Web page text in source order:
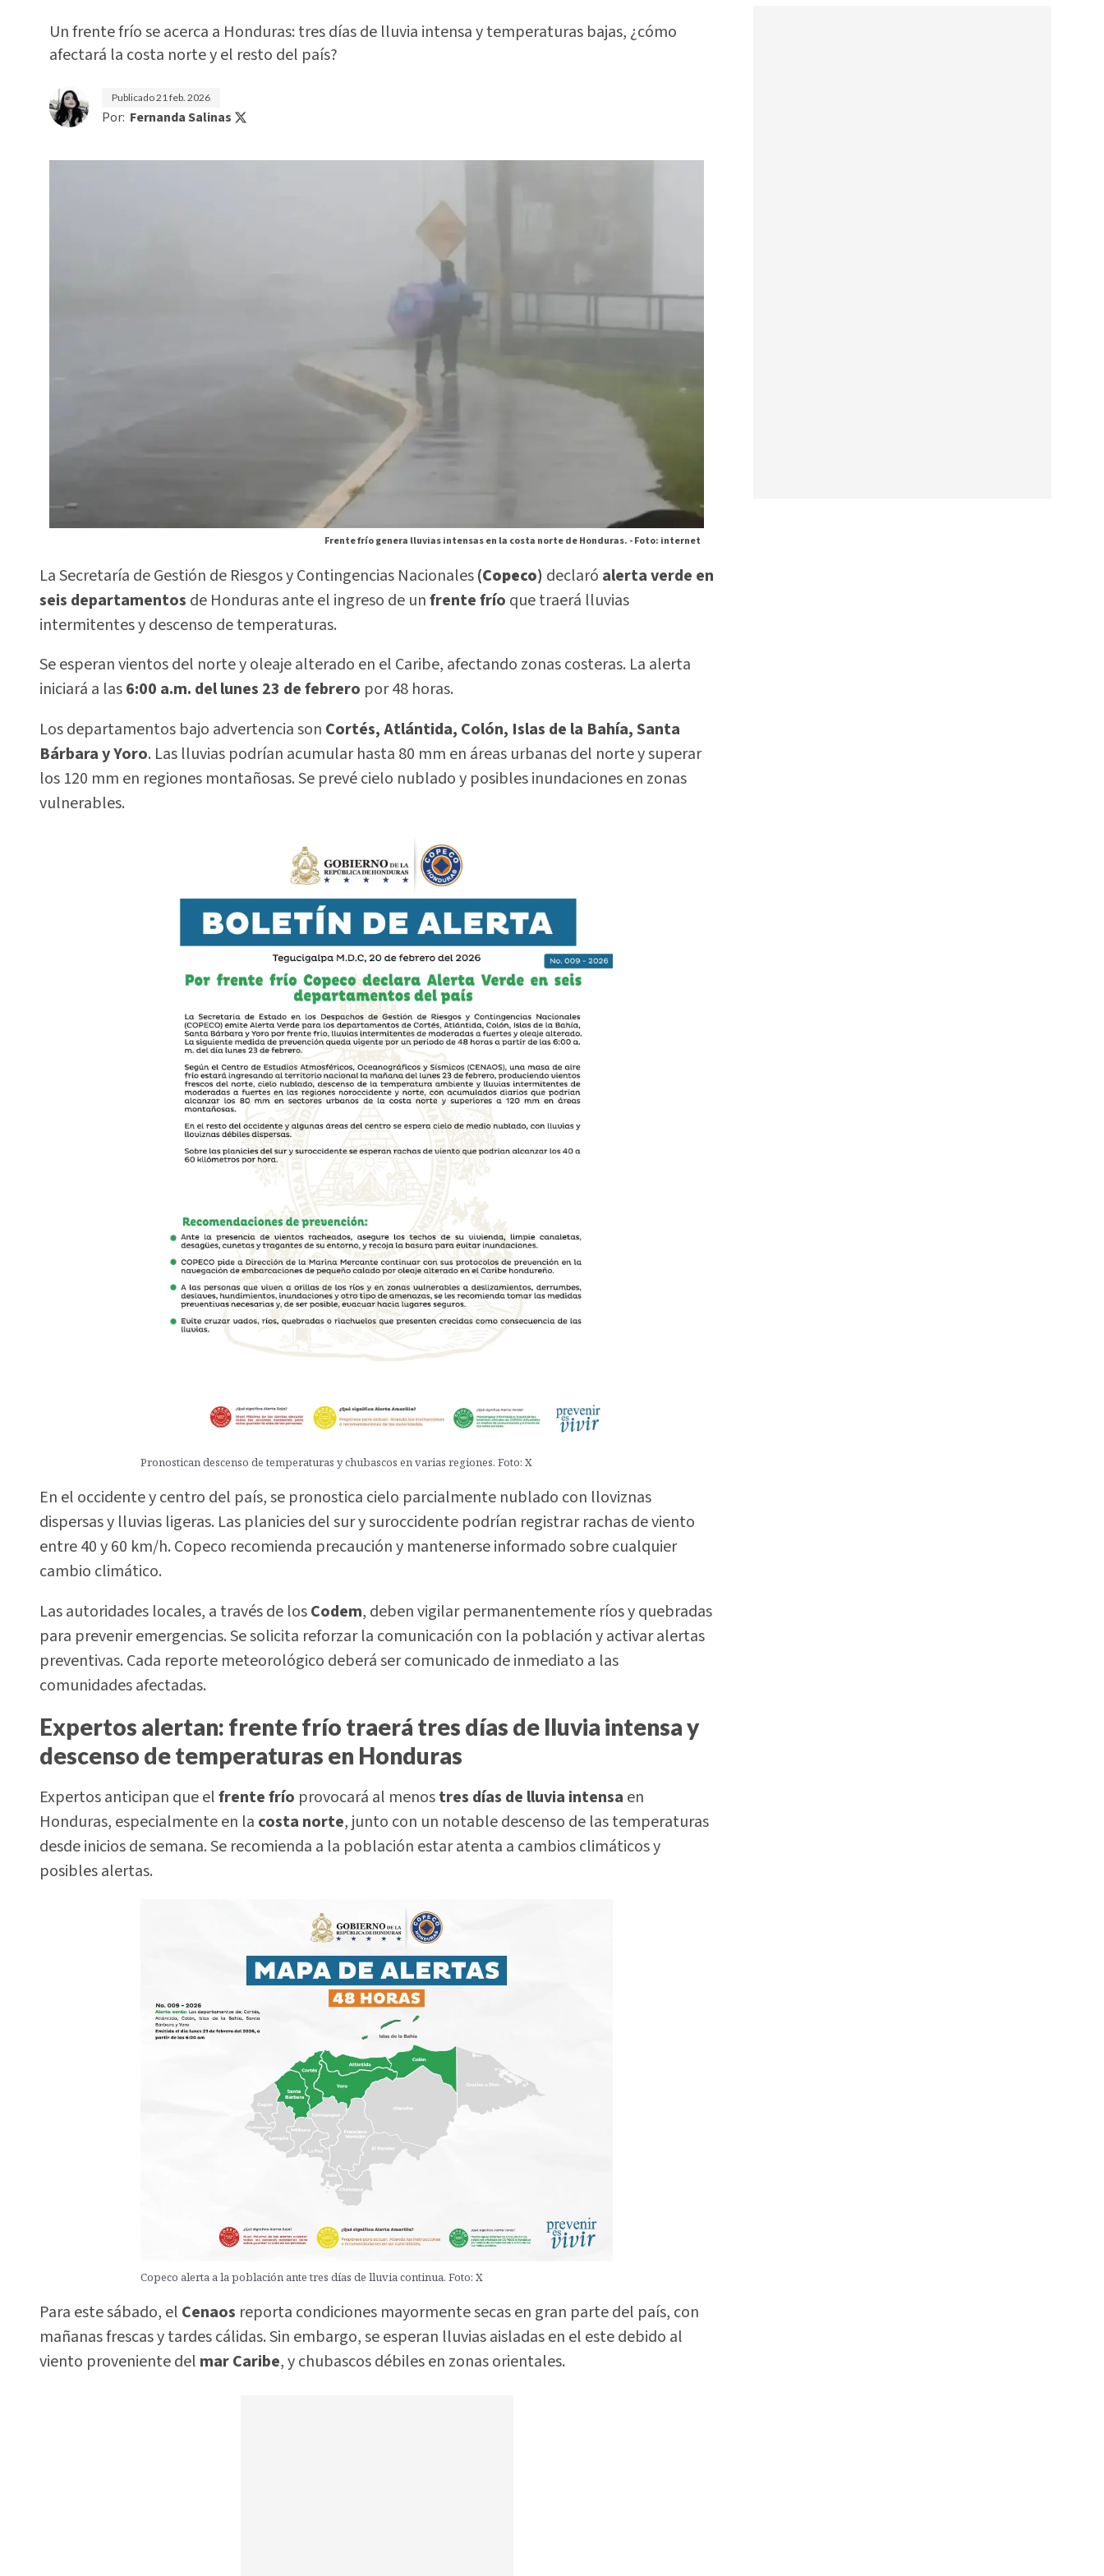
Un frente frío se acerca a Honduras: tres días de lluvia intensa y temperaturas bajas, ¿cómo
afectará la costa norte y el resto del país?
Publicado21 feb. 2026
Por: Fernanda Salinas
Frente frío genera lluvias intensas en la costa norte de Honduras. -Foto: internet
La Secretaría de Gestión de Riesgos y Contingencias Nacionales(Copeco) declaró alerta verde en
seis departamentos de Honduras ante el ingreso de unfrente frío que traerá lluvias
intermitentes y descenso de temperaturas.
Se esperan vientos del norte y oleaje alterado en el Caribe, afectando zonas costeras. La alerta
iniciará a las6:00 a.m. del lunes 23 de febrero por 48 horas.
Los departamentos bajo advertencia son Cortés, Atlántida, Colón, Islas de la Bahía, Santa
Bárbara y Yoro. Las lluvias podrían acumular hasta 80 mm en áreas urbanas del norte y superar
los 120 mm en regiones montañosas. Se prevé cielo nublado y posibles inundaciones en zonas
vulnerables.
Pronostican descenso de temperaturas y chubascos en varias regiones. Foto: X
En el occidente y centro del país, se pronostica cielo parcialmente nublado con lloviznas
dispersas y lluvias ligeras. Las planicies del sur y suroccidente podrían registrar rachas de viento
entre 40 y 60 km/h. Copeco recomienda precaución y mantenerse informado sobre cualquier
cambio climático.
Las autoridades locales, a través de losCodem, deben vigilar permanentemente ríos y quebradas
para prevenir emergencias. Se solicita reforzar la comunicación con la población y activar alertas
preventivas. Cada reporte meteorológico deberá ser comunicado de inmediato a las
comunidades afectadas.
Expertos alertan: frente frío traerá tres días de lluvia intensa y
descenso de temperaturas en Honduras
Expertos anticipan que elfrente frío provocará al menostres días de lluvia intensa en
Honduras, especialmente en la costa norte, junto con un notable descenso de las temperaturas
desde inicios de semana. Se recomienda a la población estar atenta a cambios climáticos y
posibles alertas.
Copeco alerta a la población ante tres días de lluvia continua. Foto: X
Para este sábado, el Cenaos reporta condiciones mayormente secas en gran parte del país, con
mañanas frescas y tardes cálidas. Sin embargo, se esperan lluvias aisladas en el este debido al
viento proveniente del mar Caribe, y chubascos débiles en zonas orientales.